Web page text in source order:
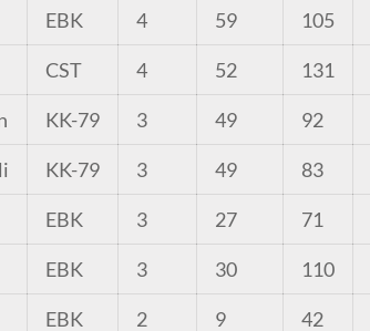
EBK 4 59 105
CST 4 52 131
KK-79 3 49 92
KK-79 3 49 83
EBK 3 27 71
EBK 3 30 110
EBK 2 9 42